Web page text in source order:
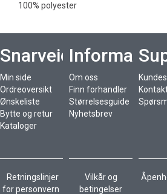
100% polyester
Snarveier
Min side
Ordreoversikt
Ønskeliste
Bytte og retur
Kataloger
Om oss
Finn forhandler
Størrelsesguide
Nyhetsbrev
Retningslinjer
for personvern
Vilkår og
betingelser